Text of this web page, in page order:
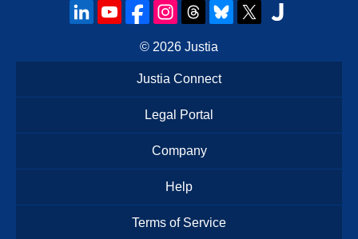
© 2026 Justia
Justia Connect
Legal Portal
Company
Help
Terms of Service